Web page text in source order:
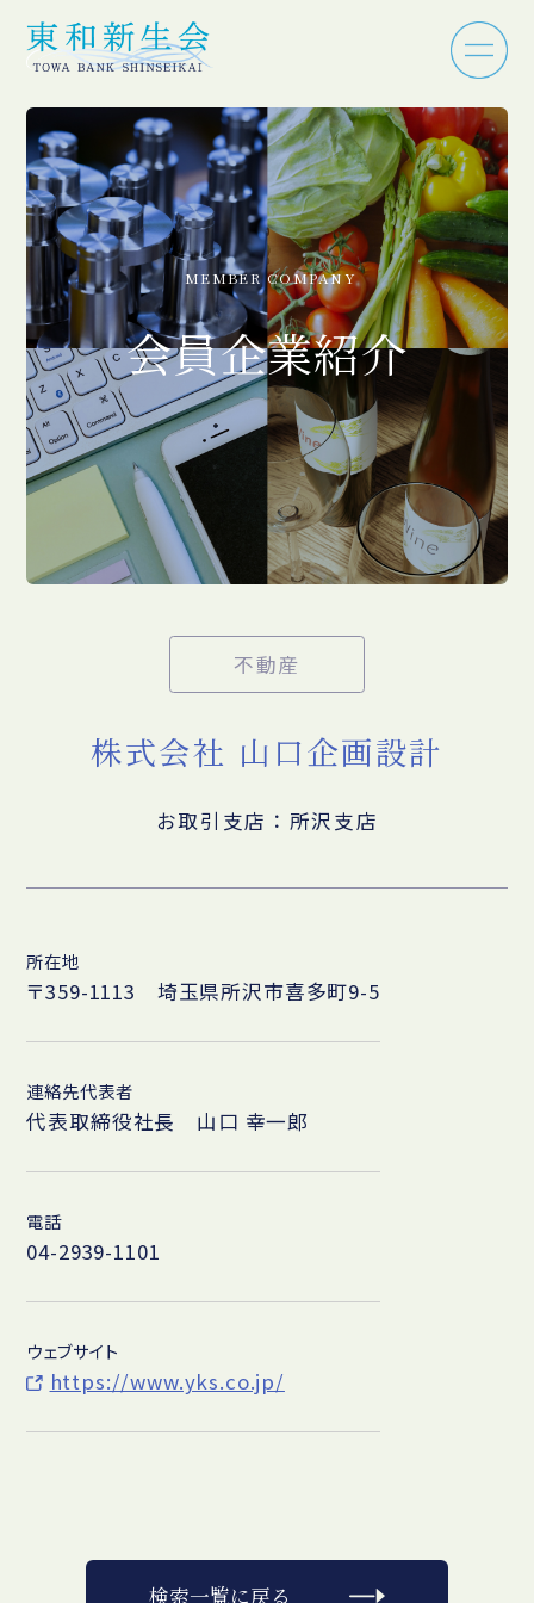
MEMBER COMPANY
会員企業紹介
不動産
株式会社 山口企画設計
お取引支店：所沢支店
所在地
〒359-1113 埼玉県所沢市喜多町9-5
連絡先代表者
代表取締役社長 山口 幸一郎
電話
04-2939-1101
ウェブサイト
https://www.yks.co.jp/
検索一覧に戻る